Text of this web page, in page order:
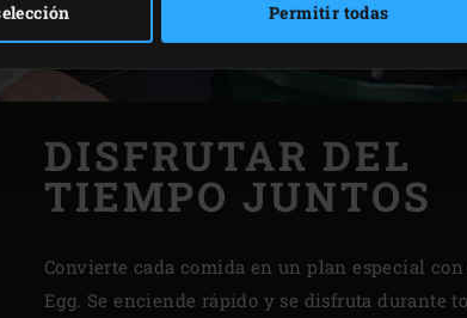
Permitir todas
DISFRUTAR DEL
TIEMPO JUNTOS
Convierte cada comida en un plan especial con
Egg. Se enciende rápido y se disfruta durante